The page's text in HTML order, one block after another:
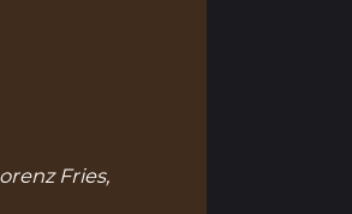
Fries,